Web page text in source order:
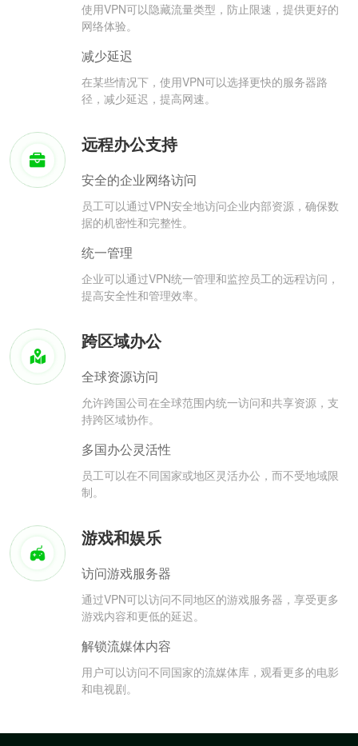
使用VPN可以隐藏流量类型，防止限速，提供更好的
网络体验。
减少延迟
在某些情况下，使用VPN可以选择更快的服务器路
径，减少延迟，提高网速。
远程办公支持
安全的企业网络访问
员工可以通过VPN安全地访问企业内部资源，确保数
据的机密性和完整性。
统一管理
企业可以通过VPN统一管理和监控员工的远程访问，
提高安全性和管理效率。
跨区域办公
全球资源访问
允许跨国公司在全球范围内统一访问和共享资源，支
持跨区域协作。
多国办公灵活性
员工可以在不同国家或地区灵活办公，而不受地域限
制。
游戏和娱乐
访问游戏服务器
通过VPN可以访问不同地区的游戏服务器，享受更多
游戏内容和更低的延迟。
解锁流媒体内容
用户可以访问不同国家的流媒体库，观看更多的电影
和电视剧。